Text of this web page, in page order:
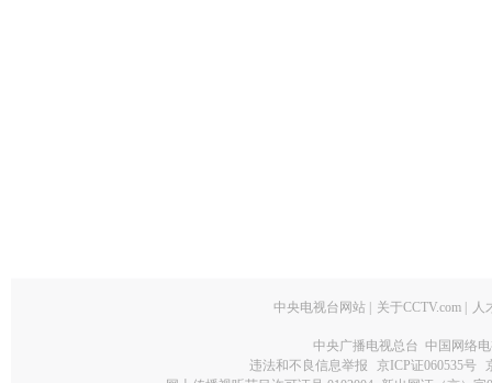
中央电视台网站 关于CCTV.com 人
中央广播电视总台 中国网络
违法和不良信息举报
京ICP证060535号